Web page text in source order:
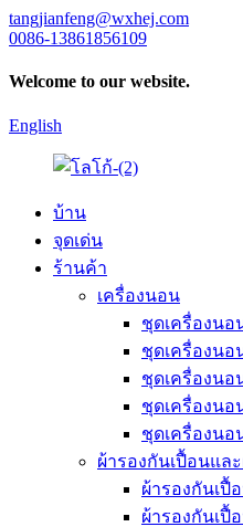
tangjianfeng@wxhej.com
0086-13861856109
Welcome to our website.
English
บ้าน
จุดเด่น
ร้านค้า
เครื่องนอน
ชุดเครื่องนอ
ชุดเครื่องนอ
ชุดเครื่องนอ
ชุดเครื่องนอ
ชุดเครื่องนอ
ผ้ารองกันเปื้อนแล
ผ้ารองกันเปื้
ผ้ารองกันเปื้